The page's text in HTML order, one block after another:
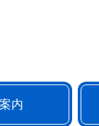
内